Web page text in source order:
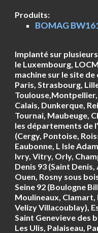
Produits:
BOMAG
Implanté sur
le Luxembourg,
machine sur le site
Paris, Strasbourg,
Calais, Dunkerque,
Tournai, Maubeuge,
les départements de
(Cergy, Pontoise,
Eaubonne, L Isle
Ivry, Vitry, Orly,
Denis 93 (Saint
Ouen, Rosny sous
Seine 92 (Boulogne
Moulineaux, Clamart,
Velizy Villacoublay),
Saint Genevieve des
Les Ulis, Palaiseau,